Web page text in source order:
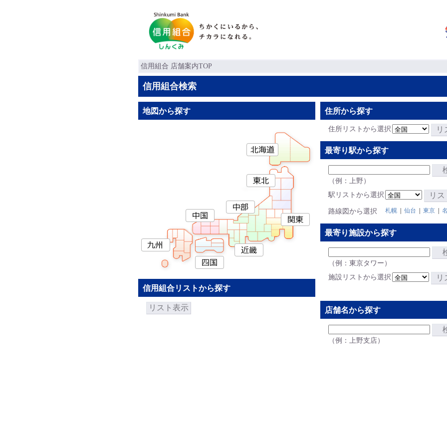
信用組合 店舗案内TOP
信用組合検索
地図から探す
信用組合リストから探す
リスト表示
住所から探す
住所リストから選択 リ
最寄り駅から探す
（例：上野）
駅リストから選択
リ
路線図から選択 札幌 仙台 東京
最寄り施設から探す
（例：東京タワー）
施設リストから選択
リ
店舗名から探す
（例：上野支店）